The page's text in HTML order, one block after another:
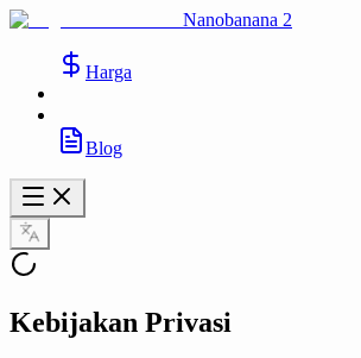
Nanobanana 2
Harga
Blog
Kebijakan Privasi